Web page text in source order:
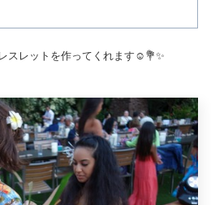
スレットを作ってくれます☺️💐✨